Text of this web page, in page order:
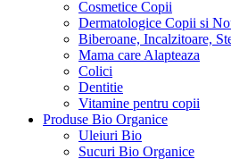
Cosmetice Copii
Dermatologice Copii si
Biberoane, Incalzitoare,
Mama care Alapteaza
Colici
Dentitie
Vitamine pentru copii
Produse Bio Organice
Uleiuri Bio
Sucuri Bio Organice